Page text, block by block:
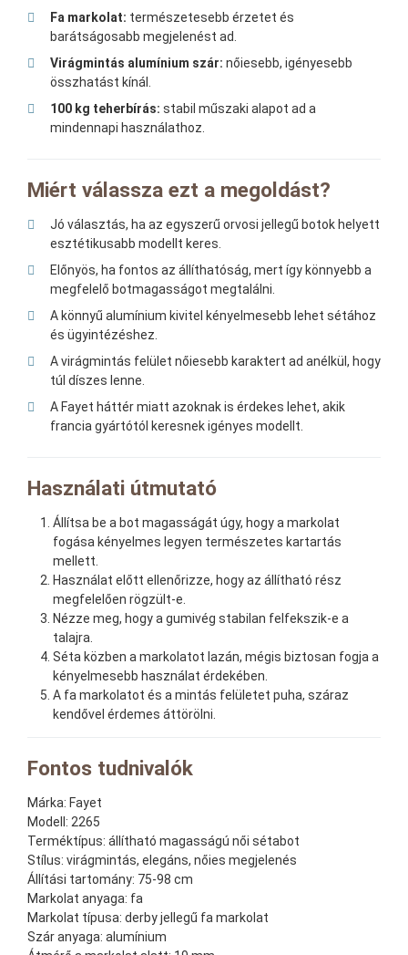
Fa markolat: természetesebb érzetet és
barátságosabb megjelenést ad.
Virágmintás alumínium szár: nőiesebb, igényesebb
összhatást kínál.
100 kg teherbírás: stabil műszaki alapot ad a
mindennapi használathoz.
Miért válassza ezt a megoldást?
Jó választás, ha az egyszerű orvosi jellegű botok helyett
esztétikusabb modellt keres.
Előnyös, ha fontos az állíthatóság, mert így könnyebb a
megfelelő botmagasságot megtalálni.
A könnyű alumínium kivitel kényelmesebb lehet sétához
és ügyintézéshez.
A virágmintás felület nőiesebb karaktert ad anélkül, hogy
túl díszes lenne.
A Fayet háttér miatt azoknak is érdekes lehet, akik
francia gyártótól keresnek igényes modellt.
Használati útmutató
Állítsa be a bot magasságát úgy, hogy a markolat
fogása kényelmes legyen természetes kartartás
mellett.
Használat előtt ellenőrizze, hogy az állítható rész
megfelelően rögzült-e.
Nézze meg, hogy a gumivég stabilan felfekszik-e a
talajra.
Séta közben a markolatot lazán, mégis biztosan fogja a
kényelmesebb használat érdekében.
A fa markolatot és a mintás felületet puha, száraz
kendővel érdemes áttörölni.
Fontos tudnivalók
Márka: Fayet
Modell: 2265
Terméktípus: állítható magasságú női sétabot
Stílus: virágmintás, elegáns, nőies megjelenés
Állítási tartomány: 75-98 cm
Markolat anyaga: fa
Markolat típusa: derby jellegű fa markolat
Szár anyaga: alumínium